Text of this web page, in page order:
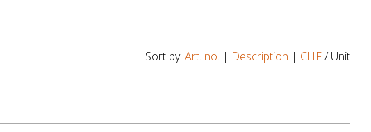
Sort by: Art. no. | Description | CHF/ Unit